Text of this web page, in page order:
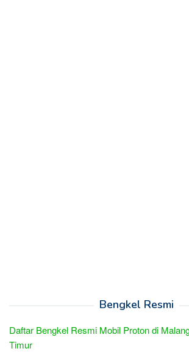
Bengkel Resmi
Daftar Bengkel Resmi Mobil Proton di
Timur